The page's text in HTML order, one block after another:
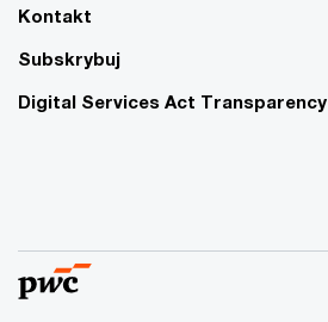
Kontakt
Subskrybuj
Digital Services Act Transparency